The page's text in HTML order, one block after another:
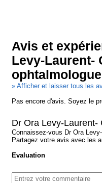
Avis et
Levy-Laurent-
ophtalmologue
» Afficher et laisser tous les
Pas encore d'avis. Soyez le
Dr Ora Levy-Laurent-
Connaissez-vous Dr Ora
Partagez votre avis avec les
Evaluation